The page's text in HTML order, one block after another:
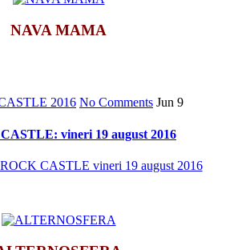
NAVA MAMA
2016 No Comments Jun 9
vineri 19 august 2016